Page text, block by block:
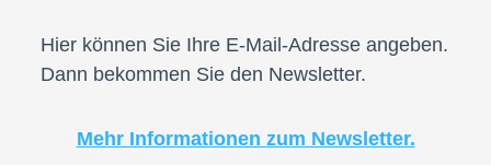
Hier können Sie Ihre E-Mail-Adresse angeben.
Dann bekommen Sie den Newsletter.
Mehr Informationen zum Newsletter.